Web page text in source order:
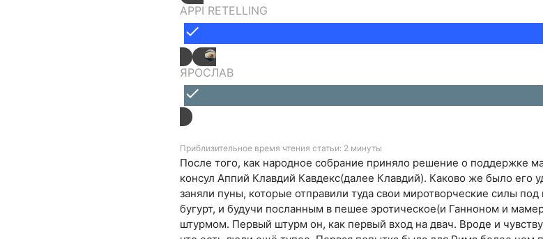
APPI RETELLING
done
ЯРОСЛАВ
done
Приблизительное время чтения статьи: 2 минуты
После того, как народное собрание приняло решение о поддержке
консул Аппий Клавдий Кавдекс(далее Клавдий). Каково же было его
заняли пуны, которые отправили туда свои миротворческие силы
бугурт, и будучи посланным в пешее эротическое(и Ганноном и
штурмом. Первый штурм он, как первый вход на двач. Вроде и